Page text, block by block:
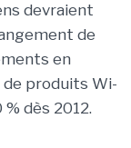
devraient
de
en
produits Wi-
dès 2012.